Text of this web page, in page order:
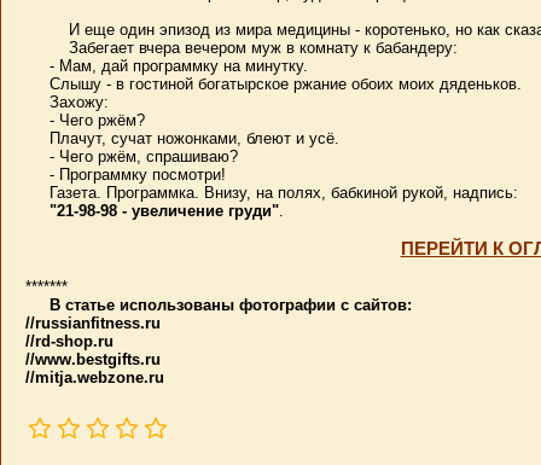
И еще один эпизод из мира медицины - коротенько, но как
Забегает вчера вечером муж в комнату к бабандеру:
- Мам, дай программку на минутку.
Слышу - в гостиной богатырское ржание обоих моих дяденьков.
Захожу:
- Чего ржём?
Плачут, сучат ножонками, блеют и усё.
- Чего ржём, спрашиваю?
- Программку посмотри!
Газета. Программка. Внизу, на полях, бабкиной рукой, надпись:
"21-98-98 - увеличение груди".
ПЕРЕЙТИ К
*******
В статье использованы фотографии с сайтов:
//russianfitness.ru
//rd-shop.ru
//www.bestgifts.ru
//mitja.webzone.ru